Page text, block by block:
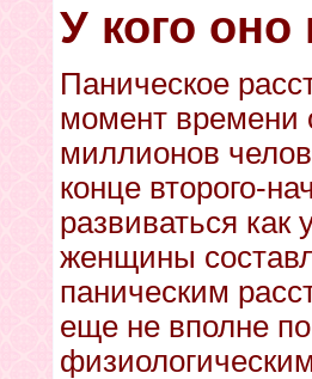
У кого оно
Паническое
момент времени
миллионов
конце второго-
развиваться
женщины
паническим
еще не вполне